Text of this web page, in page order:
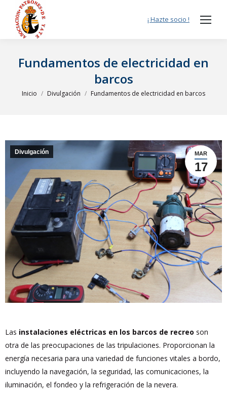
¡ Hazte socio !
Fundamentos de electricidad en
barcos
Estás aquí:
Inicio Divulgación Fundamentos de electricidad en barcos
MAR
17
Divulgación
Las instalaciones eléctricas en los barcos de recreo son
otra de las preocupaciones de las tripulaciones. Proporcionan la
energía necesaria para una variedad de funciones vitales a bordo,
incluyendo la navegación, la seguridad, las comunicaciones, la
iluminación, el fondeo y la refrigeración de la nevera.